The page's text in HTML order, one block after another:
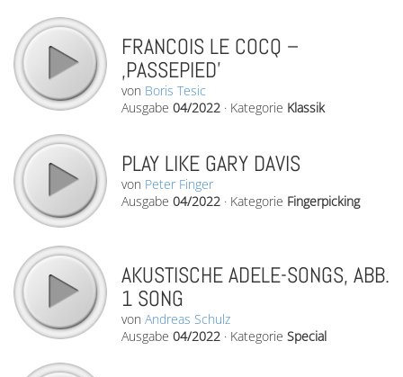
FRANCOIS LE COCQ –
‚PASSEPIED’
von Boris Tesic
Ausgabe 04/2022 · Kategorie Klassik
PLAY LIKE GARY DAVIS
von Peter Finger
Ausgabe 04/2022 · Kategorie Fingerpicking
AKUSTISCHE ADELE-SONGS, ABB.
1 SONG
von Andreas Schulz
Ausgabe 04/2022 · Kategorie Special